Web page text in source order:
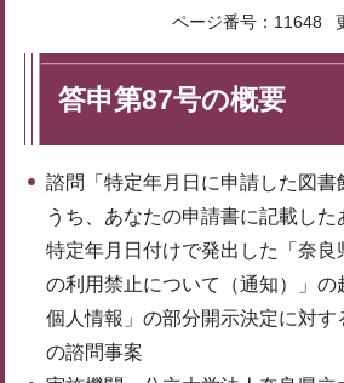
ページ番号：11648
答申第87号の概要
諮問「特定年月日に申請した図書
うち、あなたの申請書に記載し
特定年月日付けで発出した「奈良
の利用禁止について（通知）」の
個人情報」の部分開示決定に対す
の諮問事案